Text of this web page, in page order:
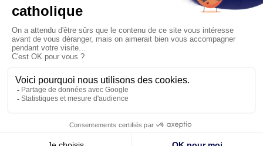
La visite pastorale du pape Léon
XIV à Assise à suivre sur KTO le
jeudi 6 août
Le pape en Uruguay, Argentine et
Pérou du 6 au 17 novembre 2026